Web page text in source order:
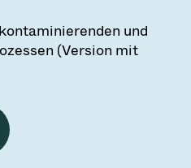
und
(Version mit